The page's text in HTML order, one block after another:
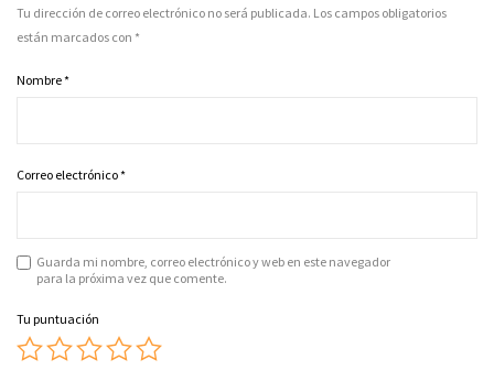
Tu dirección de correo electrónico no será publicada. Los campos obligatorios
están marcados con *
Nombre*
Correo electrónico*
Guarda mi nombre, correo electrónico y web en este navegador
para la próxima vez que comente.
Tu puntuación